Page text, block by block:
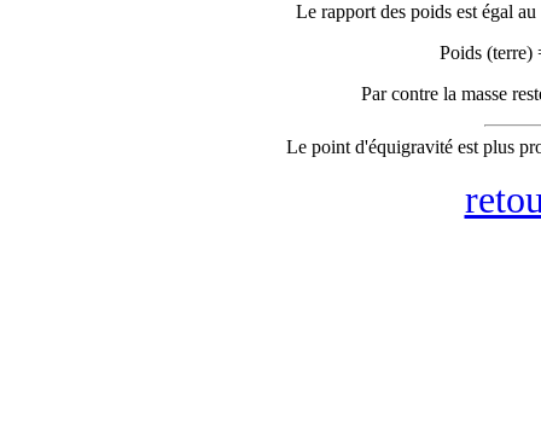
Le rapport des poids est égal
Poids (terre)
Par contre la masse
Le point d'équigravité est plus